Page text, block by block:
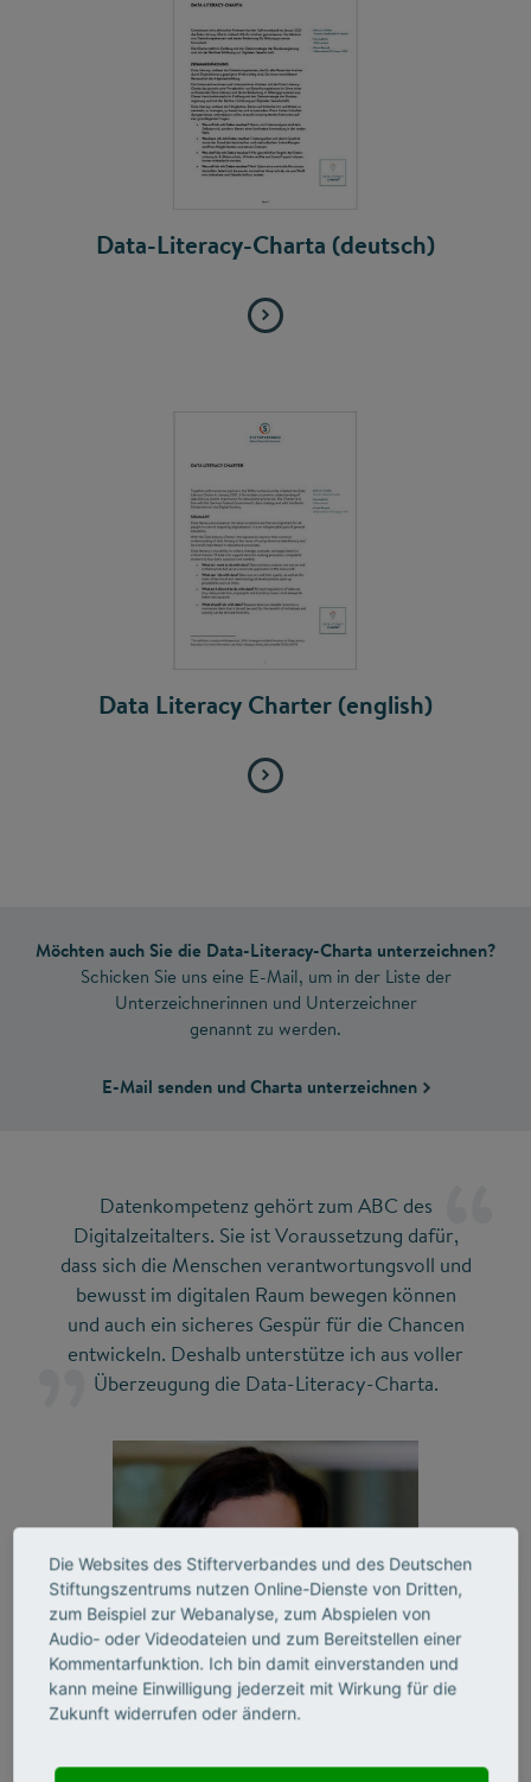
Data-Literacy-Charta (deutsch)
Data Literacy Charter (english)
Möchten auch Sie die Data-Literacy-Charta unterzeichnen?
Schicken Sie uns eine E-Mail, um in der Liste der
Unterzeichnerinnen und Unterzeichner
genannt zu werden.
E-Mail senden und Charta unterzeichnen
Datenkompetenz gehört zum ABC des
Digitalzeitalters. Sie ist Voraussetzung dafür,
dass sich die Menschen verantwortungsvoll und
bewusst im digitalen Raum bewegen können
und auch ein sicheres Gespür für die Chancen
entwickeln. Deshalb unterstütze ich aus voller
Überzeugung die Data-Literacy-Charta.
Die Websites des Stifterverbandes und des Deutschen
Stiftungszentrums nutzen Online-Dienste von Dritten,
zum Beispiel zur Webanalyse, zum Abspielen von
Audio- oder Videodateien und zum Bereitstellen einer
Kommentarfunktion. Ich bin damit einverstanden und
kann meine Einwilligung jederzeit mit Wirkung für die
Zukunft widerrufen oder ändern.